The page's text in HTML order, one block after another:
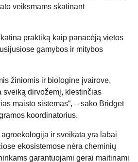
veiksmams skatinant
praktiką kaip panacėją vietos
gamybos ir mitybos
žiniomis ir biologine įvairove,
sveiką dirvožemį, klestinčias
maisto sistemas“, – sako Bridget
koordinatorius.
ir sveikata yra labai
ekosistemose nėra cheminių
garantuojami gerai maitinami